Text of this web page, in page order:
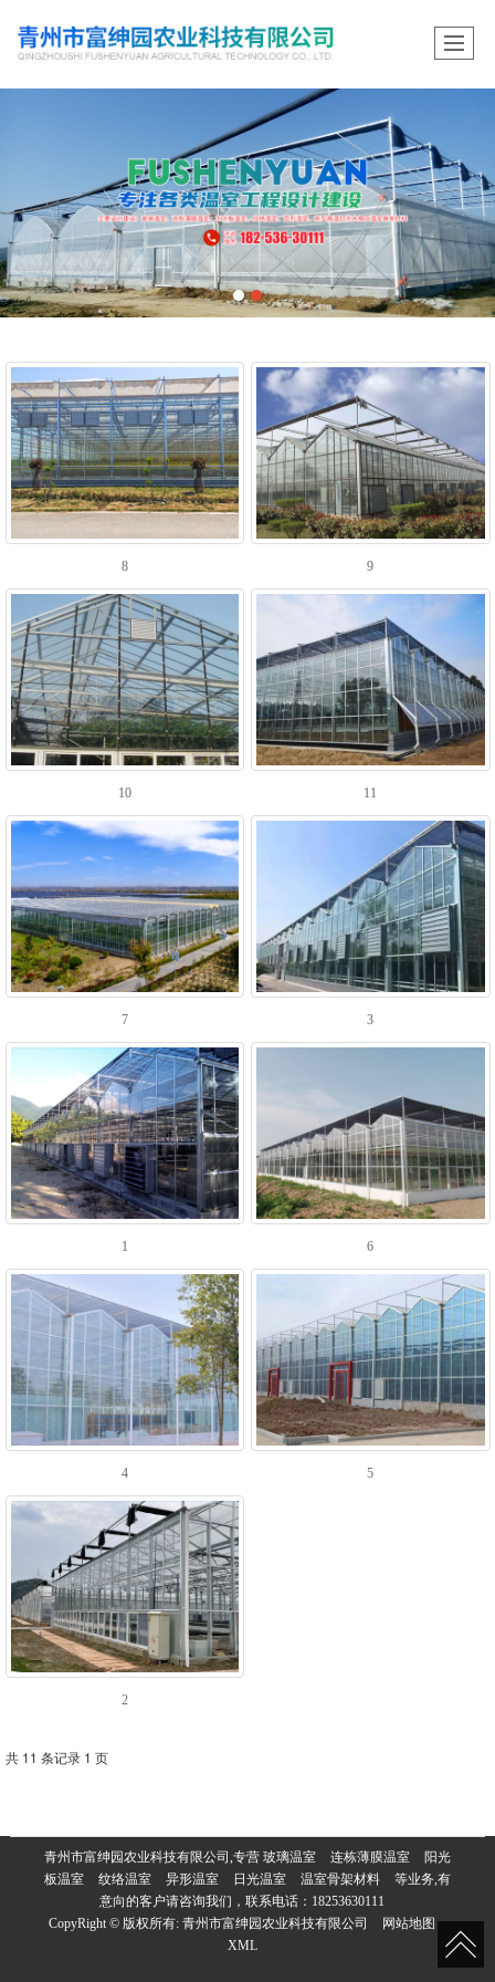
8 9
10 11
7 3
1 6
4 5
2
共 11 条记录 1 页
青州市富绅园农业科技有限公司,专营 玻璃温室 连栋薄膜温室
阳光
板温室
纹络温室 异形温室 日光温室 温室骨架材料
等业务,有
意向的客户请咨询我们，联系电话： 18253630111
CopyRight © 版权所有: 青州市富绅园农业科技有限公司
网站地图
XML